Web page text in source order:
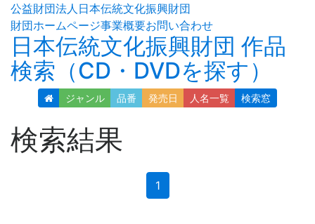
公益財団法人日本伝統文化振興財団
財団ホームページ事業概要お問い合わせ
日本伝統文化振興財団 作品
検索（CD・DVDを探す）
ジャンル 品番 発売日 人名一覧 検索窓
検索結果
1(current)